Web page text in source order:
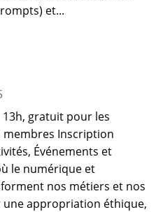
et...
gratuit pour les
Inscription
Événements et
le numérique et
nos métiers et nos
appropriation éthique,